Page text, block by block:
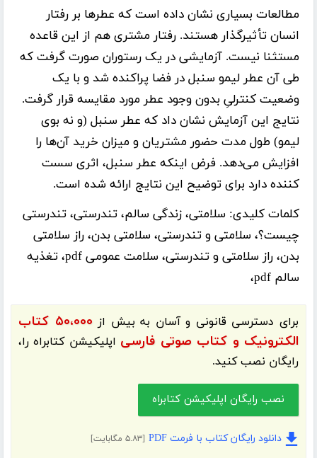
مطالعات بسیاری نشان داده است که عطرها بر رفتار
انسان تأثیرگذار هستند. رفتار مشتری هم از این قاعده
مستثنا نیست. آزمایشی در یک رستوران صورت گرفت که
طی آن عطر لیمو سنبل در فضا پراکنده شد و با یک
وضعیت کنترلیِ بدون وجود عطر مورد مقایسه قرار گرفت.
نتایج این آزمایش نشان داد که عطر سنبل (و نه بوی
لیمو) طول مدت حضور مشتریان و میزان خرید آن‌ها را
افزایش می‌دهد. فرض اینکه عطر سنبل، اثری سست
کننده دارد برای توضیح این نتایج ارائه شده است.
کلمات کلیدی: سلامتی، زندگی سالم، تندرستی، تندرستی
چیست؟، سلامتی و تندرستی، سلامتی بدن، راز سلامتی
بدن، راز سلامتی و تندرستی، سلامت عمومی pdf، تغذیه
سالم pdf،
برای دسترسی قانونی و آسان به بیش از
۵۰،۰۰۰ کتاب
الکترونیک و کتاب صوتی فارسی اپلیکیشنکتابراهرا،
رایگان نصب کنید.
نصب رایگان اپلیکیشن کتابراه
دانلود رایگان کتاب با فرمت PDF [۵.۸۳ مگابایت]